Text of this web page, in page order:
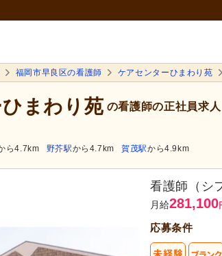
福岡市早良区の看護師 ケアセンターひまわり苑
ひまわり苑 の看護師の正社員求人
ら4.7km 野芥駅から4.7km 賀茂駅から4.9km
看護師（シ
月給281,100
応募条件